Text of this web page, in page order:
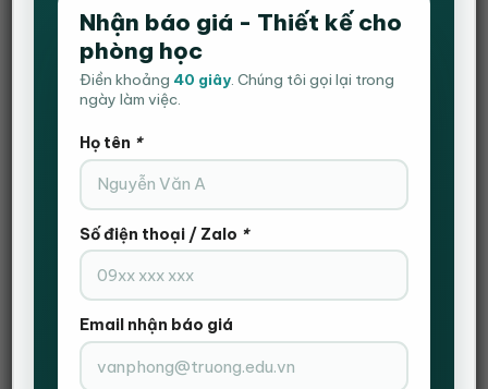
680,000₫
Giá
gốc
là:
680,000 ₫.
420,000₫Giá
tại
HVK- CQ09
Màu sản phẩm: Đen
Cao tổng thể: 91cm
Rộng chỗ ngồi : 47cm
Bảo hành: 12 tháng
Nhận setup văn phòng số lượng lớn.
0333.795.368
Nhận báo giá - Thiết kế cho
phòng học
Điền khoảng 40 giây. Chúng tôi gọi lại trong
ngày làm việc.
Họ tên *
Số điện thoại / Zalo *
Email nhận báo giá